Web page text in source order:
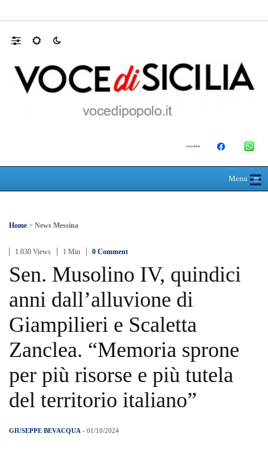
Menu≡
☰
Home > News Messina
1.030 Views 1 Min 0 Comment
Sen. Musolino IV, quindici
anni dall’alluvione di
Giampilieri e Scaletta
Zanclea. “Memoria sprone
per più risorse e più tutela
del territorio italiano”
GIUSEPPE BEVACQUA - 01/10/2024